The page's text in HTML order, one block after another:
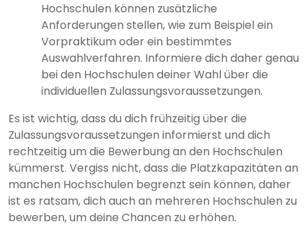
Hochschulen können zusätzliche
Anforderungen stellen, wie zum Beispiel ein
Vorpraktikum oder ein bestimmtes
Auswahlverfahren. Informiere dich daher genau
bei den Hochschulen deiner Wahl über die
individuellen Zulassungsvoraussetzungen.
Es ist wichtig, dass du dich frühzeitig über die
Zulassungsvoraussetzungen informierst und dich
rechtzeitig um die Bewerbung an den Hochschulen
kümmerst. Vergiss nicht, dass die Platzkapazitäten an
manchen Hochschulen begrenzt sein können, daher
ist es ratsam, dich auch an mehreren Hochschulen zu
bewerben, um deine Chancen zu erhöhen.